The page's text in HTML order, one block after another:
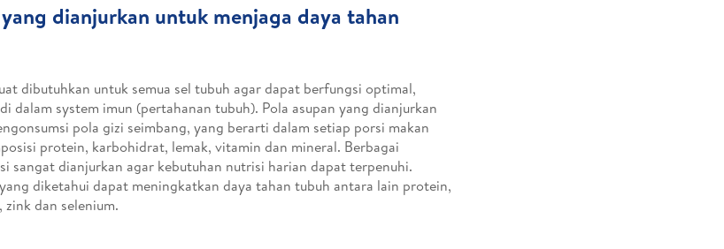
dianjurkan untuk menjaga daya tahan
dibutuhkan untuk semua sel tubuh agar dapat berfungsi optimal,
dalam system imun (pertahanan tubuh). Pola asupan yang dianjurkan
pola gizi seimbang, yang berarti dalam setiap porsi makan
protein, karbohidrat, lemak, vitamin dan mineral. Berbagai
sangat dianjurkan agar kebutuhan nutrisi harian dapat terpenuhi.
diketahui dapat meningkatkan daya tahan tubuh antara lain protein,
dan selenium.